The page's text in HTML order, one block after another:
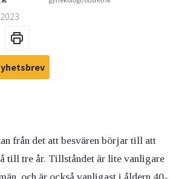
från det att besvären börjar till att
till tre år. Tillståndet är lite vanligare
och är också vanligast i åldern 40-